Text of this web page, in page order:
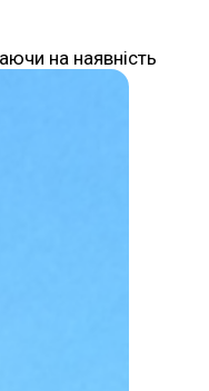
на наявність